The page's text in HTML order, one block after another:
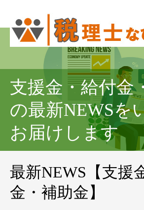
支援金・給付金
の最新NEWSを
お届けします
最新NEWS【支援
金・補助金】